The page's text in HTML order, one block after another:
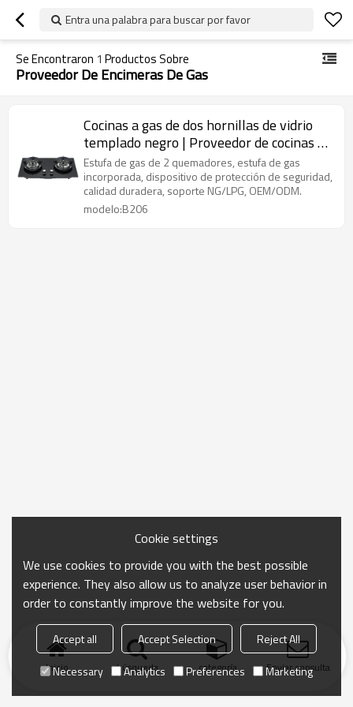
Entra una palabra para buscar por favor
Se Encontraron 1 Productos Sobre
Proveedor De Encimeras De Gas
Cocinas a gas de dos hornillas de vidrio
templado negro | Proveedor de cocinas a
gas empotradas de alta calidad | B206
Estufa de gas de 2 quemadores, estufa de gas
incorporada, dispositivo de protección de seguridad,
calidad duradera, soporte NG/LPG, OEM/ODM.
modelo:B206
Inicio búsqueda categoría Enviar consulta
Cookie settings
We use cookies to provide you with the best possible
experience. They also allow us to analyze user behavior in
order to constantly improve the website for you.
Accept all Accept Selection
Reject All
Necessary
Analytics Preferences Marketing